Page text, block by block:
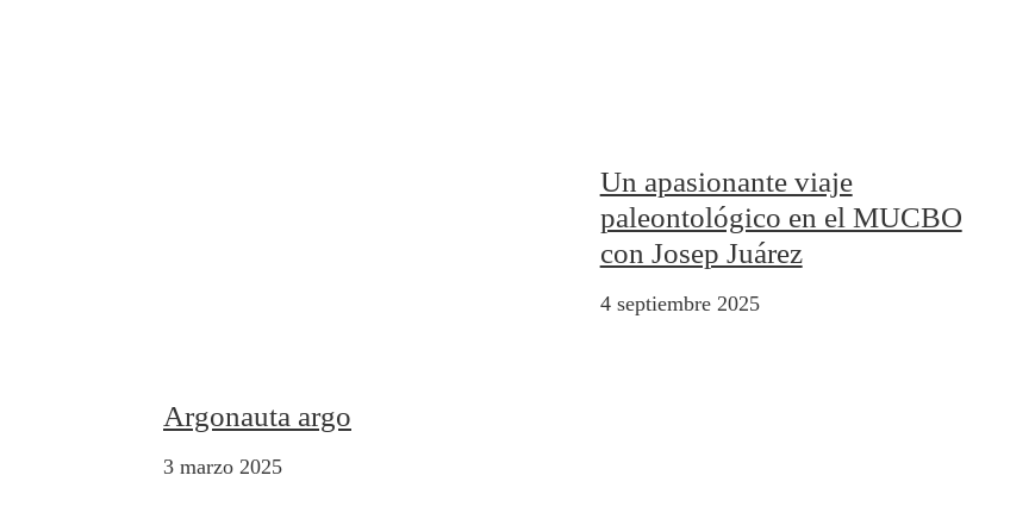
Argonauta argo
3 marzo 2025
Un apasionante viaje
paleontológico en el MUCBO
con Josep Juárez
4 septiembre 2025